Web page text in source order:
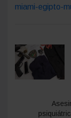
miami-egipto-